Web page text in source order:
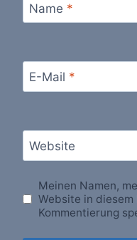
Name *
E-Mail *
Website
Meinen Namen,
Website in
Kommentierung